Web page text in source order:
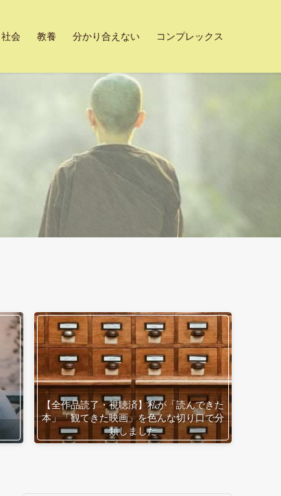
社会 教養 分かり合えない コンプレックス
【全作品読了・視聴済】私が「読んできた
本」「観てきた映画」を色んな切り口で分
類しました